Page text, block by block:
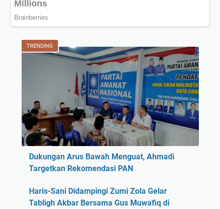
TRENDING
Dukungan Arus Bawah Menguat, Ahmadi
Targetkan Rekomendasi PAN
Haris-Sani Didampingi Zumi Zola Gelar
Tabligh Akbar Bersama Gus Muwafiq di